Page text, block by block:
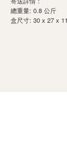
總重量: 0.8 公斤
盒尺寸: 30 x 27 x 11